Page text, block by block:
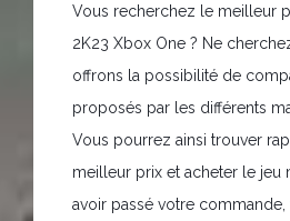
Vous recherchez le meilleur
2K23 Xbox One ? Ne
offrons la possibilité de
proposés par les différents
Vous pourrez ainsi trouver
meilleur prix et acheter le jeu
avoir passé votre